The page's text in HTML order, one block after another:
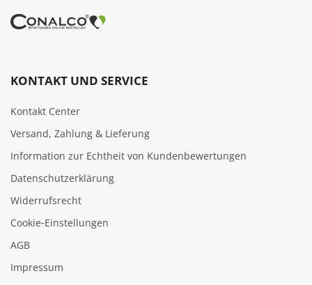
KONTAKT UND SERVICE
Kontakt Center
Versand, Zahlung & Lieferung
Information zur Echtheit von Kundenbewertungen
Datenschutzerklärung
Widerrufsrecht
Cookie‑Einstellungen
AGB
Impressum